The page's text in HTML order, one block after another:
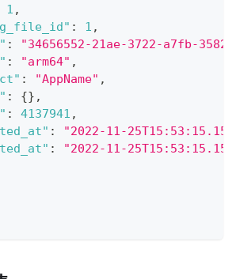
1 ,
: 1 ,
:
"34656552-21ae-3722-a7fb-
: "arm64" ,
: "AppName" ,
: {} ,
: 4137941 ,
:
"2022-11-
:
"2022-11-